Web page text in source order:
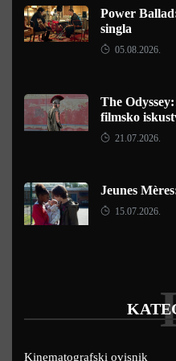
Power
singla
05.08.2026.
The
filmsko
21.07.2026.
Jeunes
15.07.2026.
Kinematografski ovisnik